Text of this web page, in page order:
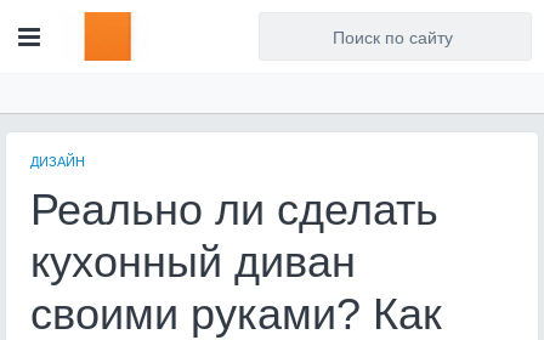
ДИЗАЙН
Реально ли сделать
кухонный диван
своими руками? Как
Для любых предложений по
сайту: artist71@cp9.ru